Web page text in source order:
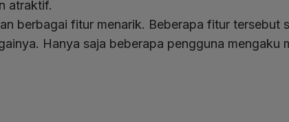
atraktif.
berbagai fitur menarik. Beberapa fitur tersebut
Hanya saja beberapa pengguna mengaku